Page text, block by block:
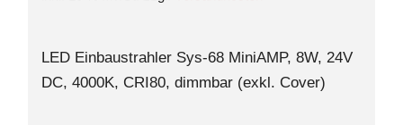
LED Einbaustrahler Sys-68 MiniAMP, 8W, 24V
DC, 4000K, CRI80, dimmbar (exkl. Cover)